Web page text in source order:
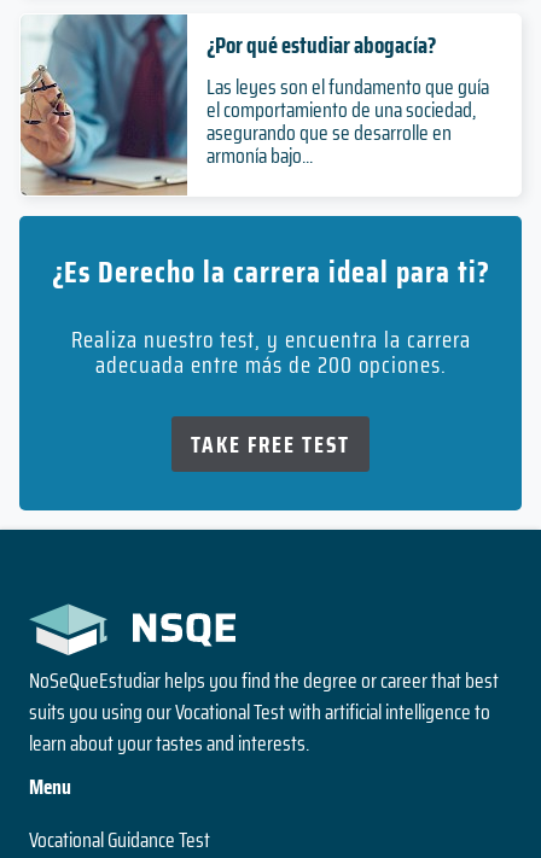
¿Por qué estudiar abogacía?
Las leyes son el fundamento que guía
el comportamiento de una sociedad,
asegurando que se desarrolle en
armonía bajo...
¿Es Derecho la carrera ideal para ti?
Realiza nuestro test, y encuentra la carrera
adecuada entre más de 200 opciones.
TAKE FREE TEST
NoSeQueEstudiar helps you find the degree or career that best
suits you using our Vocational Test with artificial intelligence to
learn about your tastes and interests.
Menu
Vocational Guidance Test